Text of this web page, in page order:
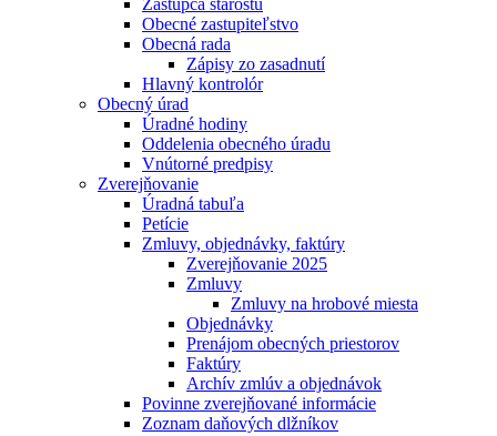
Zástupca starostu
Obecné zastupiteľstvo
Obecná rada
Zápisy zo zasadnutí
Hlavný kontrolór
Obecný úrad
Úradné hodiny
Oddelenia obecného úradu
Vnútorné predpisy
Zverejňovanie
Úradná tabuľa
Petície
Zmluvy, objednávky, faktúry
Zverejňovanie 2025
Zmluvy
Zmluvy na hrobové miesta
Objednávky
Prenájom obecných priestorov
Faktúry
Archív zmlúv a objednávok
Povinne zverejňované informácie
Zoznam daňových dlžníkov